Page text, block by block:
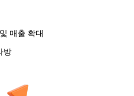
매출 확대
방